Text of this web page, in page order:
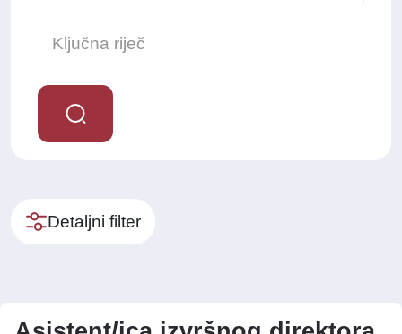
Detaljni filter